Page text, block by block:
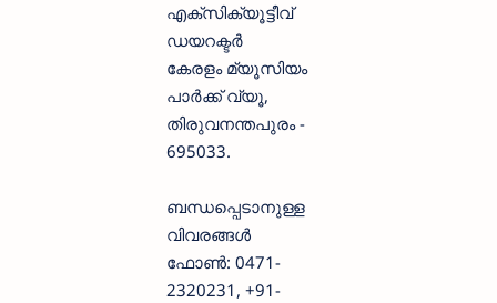
എക്സിക്യൂട്ടീവ്
ഡയറക്ടർ
കേരളം മ്യൂസിയം
പാർക്ക് വ്യൂ,
തിരുവനന്തപുരം -
695033.
ബന്ധപ്പെടാനുള്ള
വിവരങ്ങൾ
ഫോൺ: 0471-
2320231, +91-